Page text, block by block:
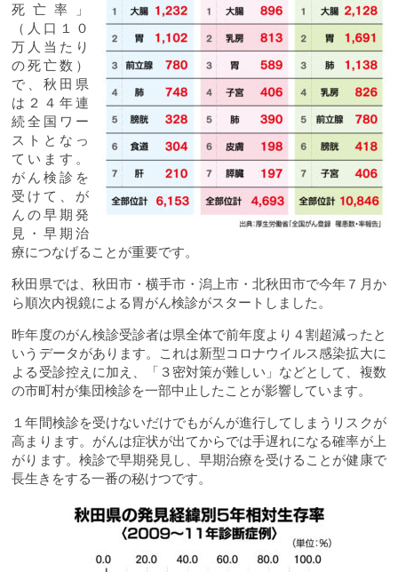
死亡率」
（人口１０
万人当たり
の死亡数）
で、秋田県
は２４年連
続全国ワー
ストとなっ
ています。
がん検診を
受けて、が
んの早期発
見・早期治
療につなげることが重要です。
秋田県では、秋田市・横手市・潟上市・北秋田市で今年７月か
ら順次内視鏡による胃がん検診がスタートしました。
昨年度のがん検診受診者は県全体で前年度より４割超減ったと
いうデータがあります。これは新型コロナウイルス感染拡大に
よる受診控えに加え、「３密対策が難しい」などとして、複数
の市町村が集団検診を一部中止したことが影響しています。
１年間検診を受けないだけでもがんが進行してしまうリスクが
高まります。がんは症状が出てからでは手遅れになる確率が上
がります。検診で早期発見し、早期治療を受けることが健康で
長生きをする一番の秘けつです。